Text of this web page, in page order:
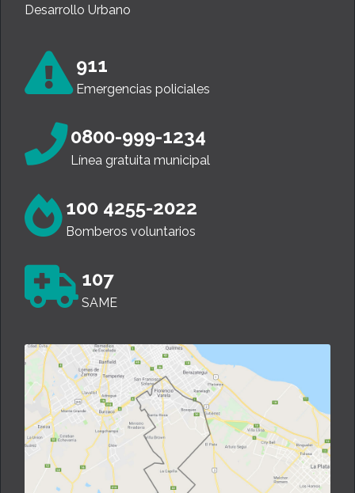
Desarrollo Urbano
911
Emergencias policiales
0800-999-1234
Línea gratuita municipal
100 4255-2022
Bomberos voluntarios
107
SAME